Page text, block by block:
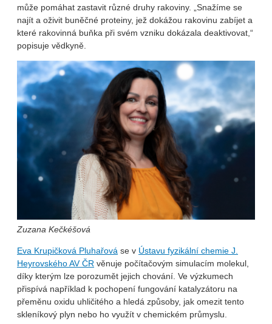
může pomáhat zastavit různé druhy rakoviny. „Snažíme se
najít a oživit buněčné proteiny, jež dokážou rakovinu zabíjet a
které rakovinná buňka při svém vzniku dokázala deaktivovat,“
popisuje vědkyně.
Zuzana Kečkéšová
Eva Krupičková Pluhařová se v Ústavu fyzikální chemie J.
Heyrovského AV ČR věnuje počítačovým simulacím molekul,
díky kterým lze porozumět jejich chování. Ve výzkumech
přispívá například k pochopení fungování katalyzátoru na
přeměnu oxidu uhličitého a hledá způsoby, jak omezit tento
skleníkový plyn nebo ho využít v chemickém průmyslu.